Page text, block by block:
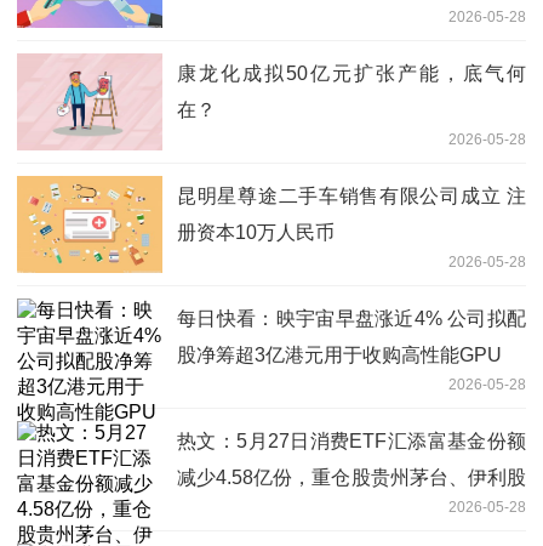
2026-05-28
康龙化成拟50亿元扩张产能，底气何
在？
2026-05-28
昆明星尊途二手车销售有限公司成立 注
册资本10万人民币
2026-05-28
每日快看：映宇宙早盘涨近4% 公司拟配
股净筹超3亿港元用于收购高性能GPU
2026-05-28
热文：5月27日消费ETF汇添富基金份额
减少4.58亿份，重仓股贵州茅台、伊利股
2026-05-28